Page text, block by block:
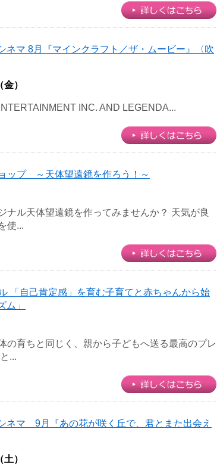
ネマ 8月『マインクラフト／ザ・ムービー』〈吹
）
INC. AND LEGENDA...
ップ ～天体望遠鏡を作ろう！～
ナル天体望遠鏡を作ってみませんか？ 天気が良
使...
「自己肯定感」を育む子育てと赤ちゃんから始
ム」
の育ちと同じく、親から子どもへ送る最高のプレ
...
ネマ 9月『あの花が咲く丘で、君とまた出会え
）